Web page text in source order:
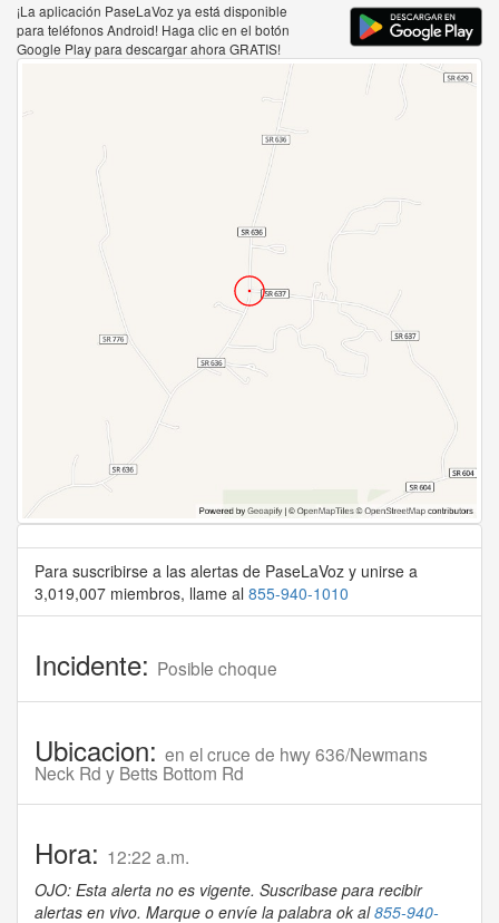
¡La aplicación PaseLaVoz ya está disponible
para teléfonos Android! Haga clic en el botón
Google Play para descargar ahora GRATIS!
Para suscribirse a las alertas de PaseLaVoz y unirse a
3,019,007 miembros, llame al 855-940-1010
Incidente: Posible choque
Ubicacion: en el cruce de hwy 636/Newmans
Neck Rd y Betts Bottom Rd
Hora: 12:22 a.m.
OJO: Esta alerta no es vigente. Suscribase para recibir
alertas en vivo. Marque o envíe la palabra ok al855-940-